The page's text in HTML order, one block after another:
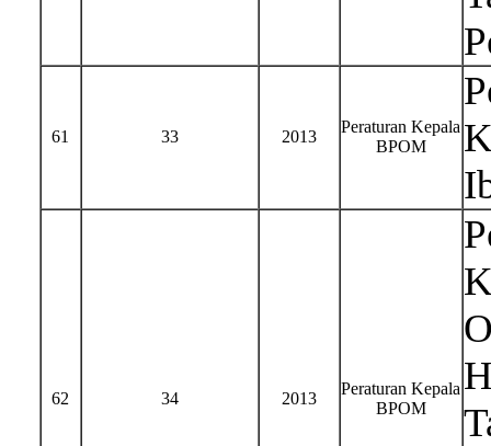
61 33 2013
Peraturan Kepala
BPOM
62 34 2013
Peraturan Kepala
BPOM